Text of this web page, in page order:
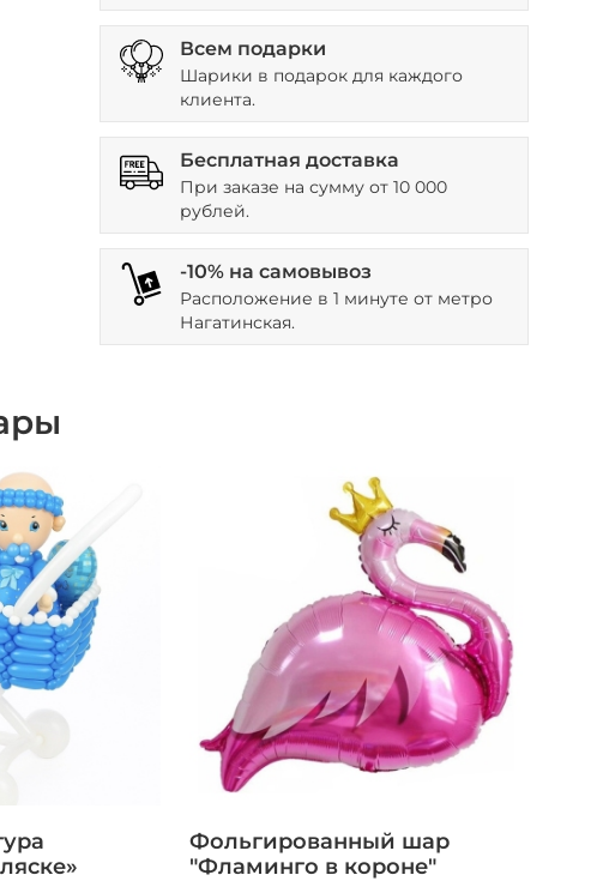
Всем подарки
Шарики в подарок для каждого
клиента.
Бесплатная доставка
При заказе на сумму от 10 000
рублей.
-10% на самовывоз
Расположение в 1 минуте от метро
Нагатинская.
Фольгированный шар
"Фламинго в короне"